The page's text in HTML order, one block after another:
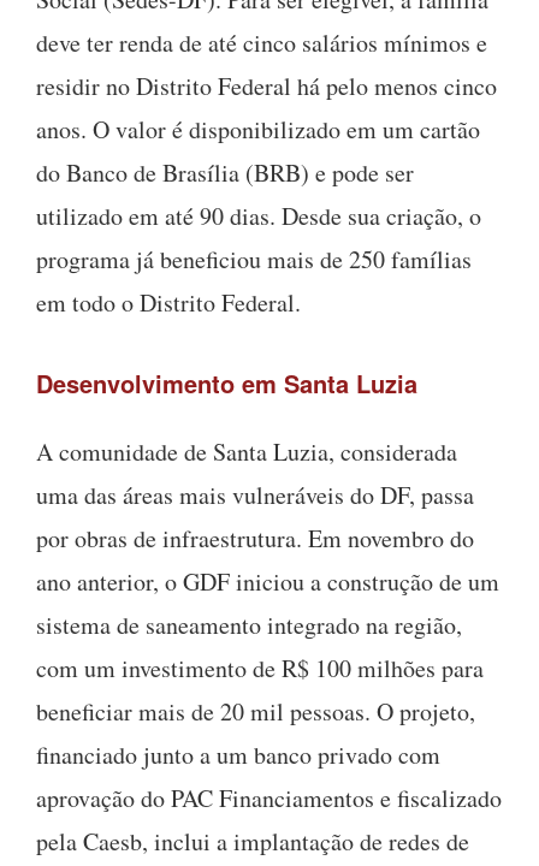
deve ter renda de até cinco salários mínimos e
residir no Distrito Federal há pelo menos cinco
anos. O valor é disponibilizado em um cartão
do Banco de Brasília (BRB) e pode ser
utilizado em até 90 dias. Desde sua criação, o
programa já beneficiou mais de 250 famílias
em todo o Distrito Federal.
Desenvolvimento em Santa Luzia
A comunidade de Santa Luzia, considerada
uma das áreas mais vulneráveis do DF, passa
por obras de infraestrutura. Em novembro do
ano anterior, o GDF iniciou a construção de um
sistema de saneamento integrado na região,
com um investimento de R$ 100 milhões para
beneficiar mais de 20 mil pessoas. O projeto,
financiado junto a um banco privado com
aprovação do PAC Financiamentos e fiscalizado
pela Caesb, inclui a implantação de redes de